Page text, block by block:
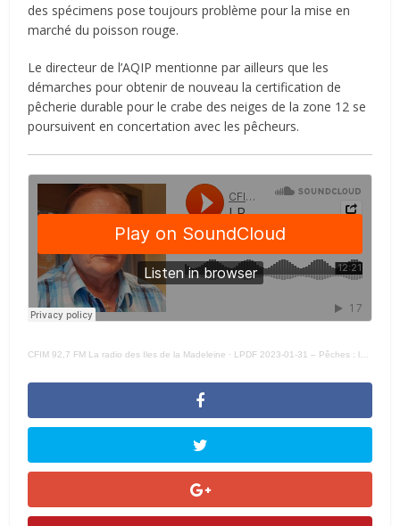
des spécimens pose toujours problème pour la mise en
marché du poisson rouge.
Le directeur de l’AQIP mentionne par ailleurs que les
démarches pour obtenir de nouveau la certification de
pêcherie durable pour le crabe des neiges de la zone 12 se
poursuivent en concertation avec les pêcheurs.
CFIM 92,7 FM La radio des Iles de la Madeleine · LPDF 2023-01-31 – Pêches : les industriels appréhendent 2023 avec prudence et résilience